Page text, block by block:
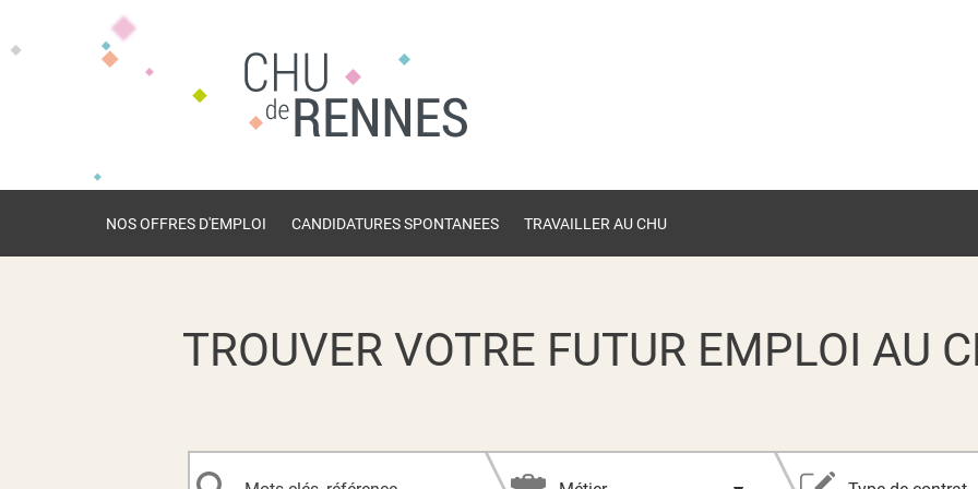
NOS OFFRES D'EMPLOI CANDIDATURES SPONTANEES TRAVAILLER AU CHU
TROUVER VOTRE FUTUR EMPLOI AU